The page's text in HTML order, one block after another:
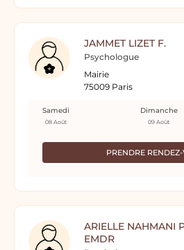
JAMMET LIZET F.
Psychologue
Mairie
75009 Paris
PRENDRE
Samedi
08 Août
Dimanche
09 Août
ARIELLE NAHMANI
EMDR